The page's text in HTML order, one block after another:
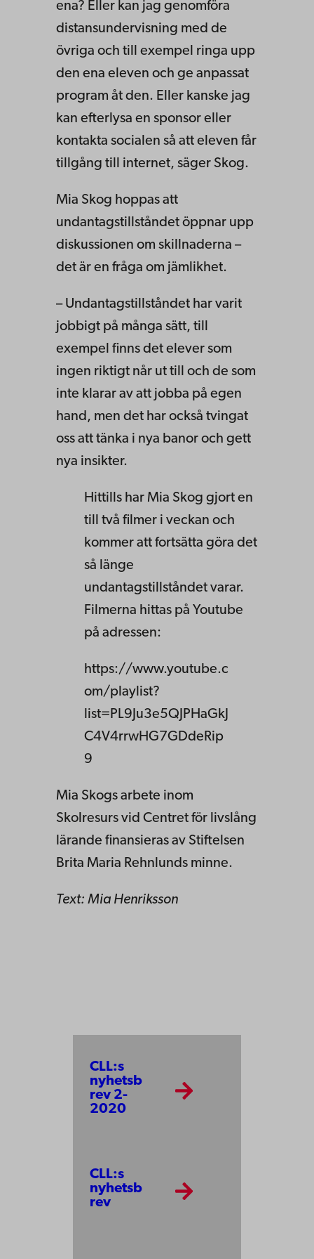
ena? Eller kan jag genomföra
distansundervisning med de
övriga och till exempel ringa upp
den ena eleven och ge anpassat
program åt den. Eller kanske jag
kan efterlysa en sponsor eller
kontakta socialen så att eleven får
tillgång till internet, säger Skog.
Mia Skog hoppas att
undantagstillståndet öppnar upp
diskussionen om skillnaderna –
det är en fråga om jämlikhet.
– Undantagstillståndet har varit
jobbigt på många sätt, till
exempel finns det elever som
ingen riktigt når ut till och de som
inte klarar av att jobba på egen
hand, men det har också tvingat
oss att tänka i nya banor och gett
nya insikter.
Hittills har Mia Skog gjort en
till två filmer i veckan och
kommer att fortsätta göra det
så länge
undantagstillståndet varar.
Filmerna hittas på Youtube
på adressen:
https://www.youtube.c
om/playlist?
list=PL9Ju3e5QJPHaGkJ
C4V4rrwHG7GDdeRip
9
Mia Skogs arbete inom
Skolresurs vid Centret för livslång
lärande finansieras av Stiftelsen
Brita Maria Rehnlunds minne.
Text: Mia Henriksson
CLL:s
nyhetsb
rev 2-
2020
CLL:s
nyhetsb
rev